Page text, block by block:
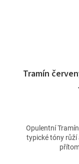
Tramín
Opulentní
typické tóny růží